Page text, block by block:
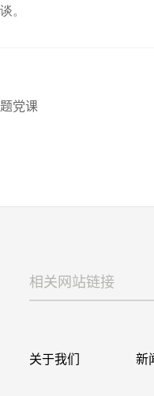
。
党课
相关网站链接
关于我们 新